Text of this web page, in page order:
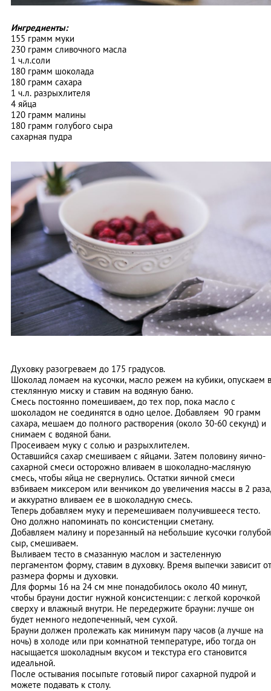
Ингредиенты:
155 грамм муки
230 грамм сливочного масла
1 ч.л.соли
180 грамм шоколада
180 грамм сахара
1 ч.л. разрыхлителя
4 яйца
120 грамм малины
180 грамм голубого сыра
сахарная пудра
Духовку разогреваем до 175 градусов.
Шоколад ломаем на кусочки, масло режем на кубики, опускаем в
стеклянную миску и ставим на водяную баню.
Смесь постоянно помешиваем, до тех пор, пока масло с
шоколадом не соединятся в одно целое. Добавляем 90 грамм
сахара, мешаем до полного растворения (около 30-60 секунд) и
снимаем с водяной бани.
Просеиваем муку с солью и разрыхлителем.
Оставшийся сахар смешиваем с яйцами. Затем половину яично-
сахарной смеси осторожно вливаем в шоколадно-масляную
смесь, чтобы яйца не свернулись. Остатки яичной смеси
взбиваем миксером или венчиком до увеличения массы в 2 раза,
и аккуратно вливаем ее в шоколадную смесь.
Теперь добавляем муку и перемешиваем получившееся тесто.
Оно должно напоминать по консистенции сметану.
Добавляем малину и порезанный на небольшие кусочки голубой
сыр, смешиваем.
Выливаем тесто в смазанную маслом и застеленную
пергаментом форму, ставим в духовку. Время выпечки зависит от
размера формы и духовки.
Для формы 16 на 24 см мне понадобилось около 40 минут,
чтобы брауни достиг нужной консистенции: с легкой корочкой
сверху и влажный внутри. Не передержите брауни: лучше он
будет немного недопеченный, чем сухой.
Брауни должен пролежать как минимум пару часов (а лучше на
ночь) в холоде или при комнатной температуре, ибо тогда он
насыщается шоколадным вкусом и текстура его становится
идеальной.
После остывания посыпьте готовый пирог сахарной пудрой и
можете подавать к столу.